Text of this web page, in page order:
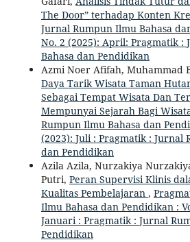
The Door” terhadap Konten
Jurnal Rumpun Ilmu Bahasa
No. 2 (2025): April: Pragmatik :
Bahasa dan Pendidikan
Azmi Noer Afifah, Muhammad
Daya Tarik Wisata Taman
Sebagai Tempat Wisata Dan
Mempunyai Sejarah Bagi
Rumpun Ilmu Bahasa dan
(2023): Juli : Pragmatik : Jurnal
dan Pendidikan
Azila Azila, Nurzakiya
Putri, Peran Supervisi Klinis
Kualitas Pembelajaran ,
Ilmu Bahasa dan Pendidikan :
Januari : Pragmatik : Jurnal
Pendidikan